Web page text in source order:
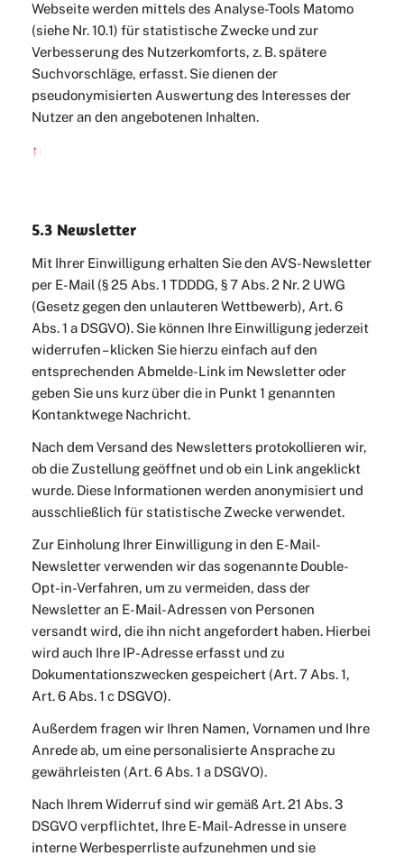
Webseite werden mittels des Analyse-Tools Matomo
(siehe Nr. 10.1) für statistische Zwecke und zur
Verbesserung des Nutzerkomforts, z. B. spätere
Suchvorschläge, erfasst. Sie dienen der
pseudonymisierten Auswertung des Interesses der
Nutzer an den angebotenen Inhalten.
↑
5.3 Newsletter
Mit Ihrer Einwilligung erhalten Sie den AVS-Newsletter
per E-Mail (§ 25 Abs. 1 TDDDG, § 7 Abs. 2 Nr. 2 UWG
(Gesetz gegen den unlauteren Wettbewerb), Art. 6
Abs. 1 a DSGVO). Sie können Ihre Einwilligung jederzeit
widerrufen – klicken Sie hierzu einfach auf den
entsprechenden Abmelde-Link im Newsletter oder
geben Sie uns kurz über die in Punkt 1 genannten
Kontanktwege Nachricht.
Nach dem Versand des Newsletters protokollieren wir,
ob die Zustellung geöffnet und ob ein Link angeklickt
wurde. Diese Informationen werden anonymisiert und
ausschließlich für statistische Zwecke verwendet.
Zur Einholung Ihrer Einwilligung in den E-Mail-
Newsletter verwenden wir das sogenannte Double-
Opt-in-Verfahren, um zu vermeiden, dass der
Newsletter an E-Mail-Adressen von Personen
versandt wird, die ihn nicht angefordert haben. Hierbei
wird auch Ihre IP-Adresse erfasst und zu
Dokumentationszwecken gespeichert (Art. 7 Abs. 1,
Art. 6 Abs. 1 c DSGVO).
Außerdem fragen wir Ihren Namen, Vornamen und Ihre
Anrede ab, um eine personalisierte Ansprache zu
gewährleisten (Art. 6 Abs. 1 a DSGVO).
Nach Ihrem Widerruf sind wir gemäß Art. 21 Abs. 3
DSGVO verpflichtet, Ihre E-Mail-Adresse in unsere
interne Werbesperrliste aufzunehmen und sie